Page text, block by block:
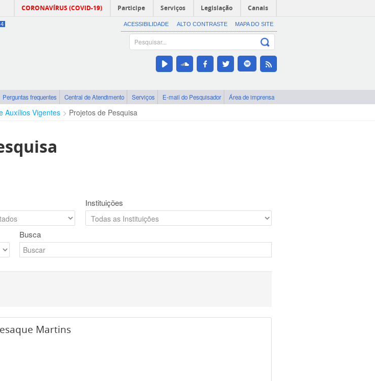
CORONAVÍRUS (COVID-19) Participe Serviços Legislação Canais
4 ACESSIBILIDADE ALTO CONTRASTE MAPA DO SITE
Perguntas frequentes Central de Atendimento Serviços E-mail do Pesquisador Área de imprensa
Auxílios Vigentes Projetos de Pesquisa
Instituições
Busca
Martins